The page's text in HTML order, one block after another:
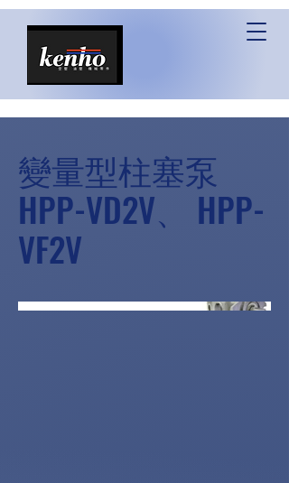
變量型柱塞泵
HPP-VD2V、 HPP-
VF2V